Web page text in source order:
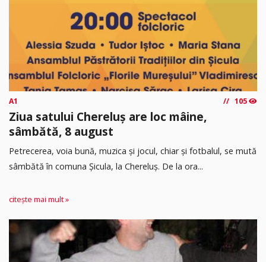
A1 105
Ziua satului Chereluș are loc mâine,
sâmbătă, 8 august
Petrecerea, voia bună, muzica și jocul, chiar și fotbalul, se mută
sâmbătă în comuna Șicula, la Chereluș. De la ora...
citește mai mult »